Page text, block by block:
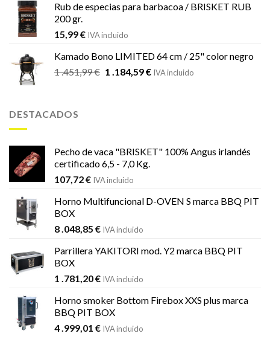
Rub de especias para barbacoa / BRISKET RUB
200 gr.
15,99€ IVA incluido
Kamado Bono LIMITED 64 cm / 25" color negro
1 .451,99€ El
1 .184,59€ElIVA incluido
DESTACADOS
Pecho de vaca "BRISKET" 100% Angus irlandés
certificado 6,5 - 7,0 Kg.
107,72€ IVA incluido
Horno Multifuncional D-OVEN S marca BBQ PIT
BOX
8 .048,85 € IVA incluido
Parrillera YAKITORI mod. Y2 marca BBQ PIT
BOX
1 .781,20€ IVA incluido
Horno smoker Bottom Firebox XXS plus marca
BBQ PIT BOX
4 .999,01 € IVA incluido